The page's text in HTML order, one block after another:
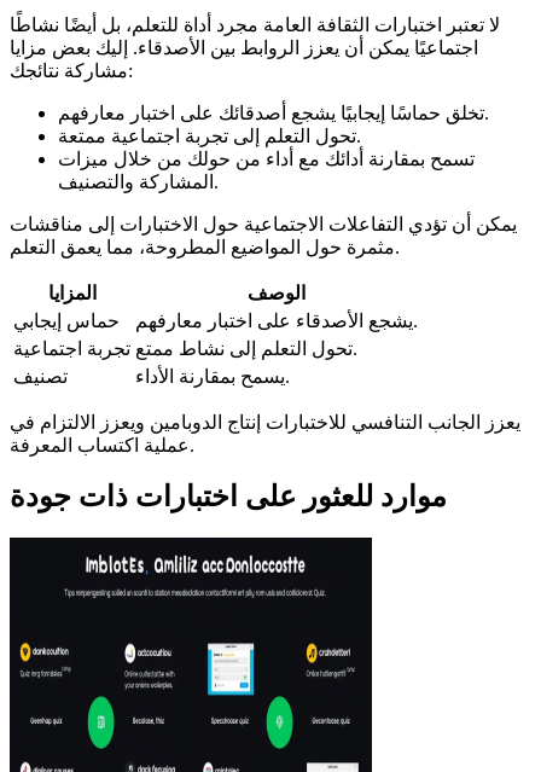
لا تعتبر اختبارات الثقافة العامة مجرد أداة للتعلم، بل أيضًا نشاطًا
اجتماعيًا يمكن أن يعزز الروابط بين الأصدقاء. إليك بعض مزايا
مشاركة نتائجك:
تخلق حماسًا إيجابيًا يشجع أصدقائك على اختبار معارفهم.
تحول التعلم إلى تجربة اجتماعية ممتعة.
تسمح بمقارنة أدائك مع أداء من حولك من خلال ميزات
المشاركة والتصنيف.
يمكن أن تؤدي التفاعلات الاجتماعية حول الاختبارات إلى مناقشات
مثمرة حول المواضيع المطروحة، مما يعمق التعلم.
المزايا
الوصف
حماس إيجابي
يشجع الأصدقاء على اختبار معارفهم.
تجربة اجتماعية
تحول التعلم إلى نشاط ممتع.
تصنيف
يسمح بمقارنة الأداء.
يعزز الجانب التنافسي للاختبارات إنتاج الدوبامين ويعزز الالتزام في
عملية اكتساب المعرفة.
موارد للعثور على اختبارات ذات جودة